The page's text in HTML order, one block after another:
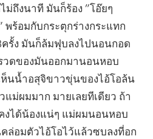
ม่ถึงนาที มันก็ร้อง ”โอ๊ยๆ
พร้อมกับกระตุกร่างกระแทก
รั้ง มันก็ล้มฟุบลงไปนอนกอด
วดของมันออกมานอนหอบ
ห็นน้ำอสุจิขาวขุ่นของไอ้โอล้น
แม่ผมมาก มายเลยทีเดียว ถ้า
ได้น้องแน่ๆ แม่ผมนอนหอบ
ล่อมตัวไอ้โอไว้แล้วซบลงที่อก